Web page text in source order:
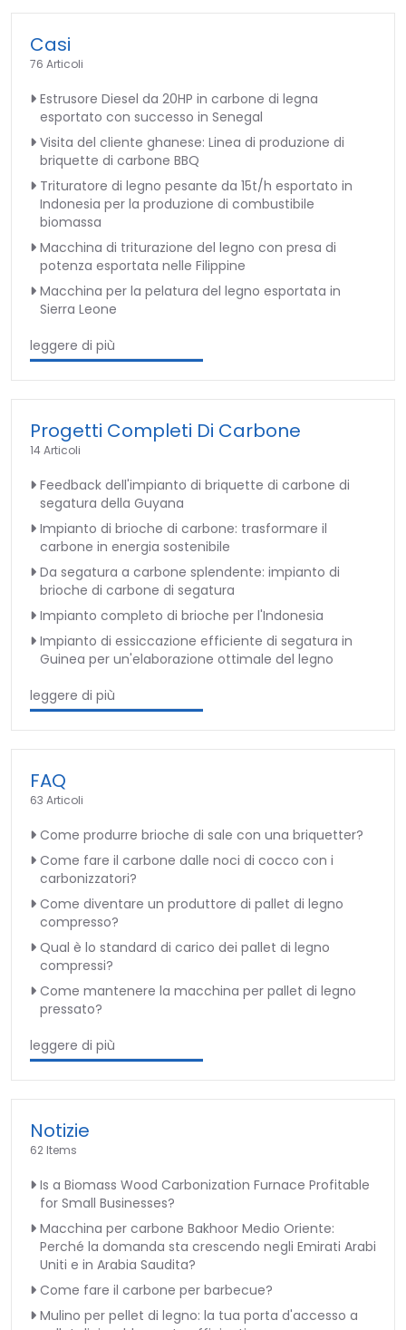
Casi
76 Articoli
Estrusore Diesel da 20HP in carbone di legna
esportato con successo in Senegal
Visita del cliente ghanese: Linea di produzione di
briquette di carbone BBQ
Trituratore di legno pesante da 15t/h esportato in
Indonesia per la produzione di combustibile
biomassa
Macchina di triturazione del legno con presa di
potenza esportata nelle Filippine
Macchina per la pelatura del legno esportata in
Sierra Leone
leggere di più
Progetti Completi Di Carbone
14 Articoli
Feedback dell'impianto di briquette di carbone di
segatura della Guyana
Impianto di brioche di carbone: trasformare il
carbone in energia sostenibile
Da segatura a carbone splendente: impianto di
brioche di carbone di segatura
Impianto completo di brioche per l'Indonesia
Impianto di essiccazione efficiente di segatura in
Guinea per un'elaborazione ottimale del legno
leggere di più
FAQ
63 Articoli
Come produrre brioche di sale con una briquetter?
Come fare il carbone dalle noci di cocco con i
carbonizzatori?
Come diventare un produttore di pallet di legno
compresso?
Qual è lo standard di carico dei pallet di legno
compressi?
Come mantenere la macchina per pallet di legno
pressato?
leggere di più
Notizie
62 Items
Is a Biomass Wood Carbonization Furnace Profitable
for Small Businesses?
Macchina per carbone Bakhoor Medio Oriente:
Perché la domanda sta crescendo negli Emirati Arabi
Uniti e in Arabia Saudita?
Come fare il carbone per barbecue?
Mulino per pellet di legno: la tua porta d'accesso a